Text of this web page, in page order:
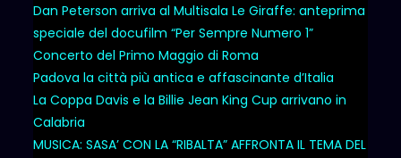
Dan Peterson arriva al Multisala Le Giraffe: anteprima
speciale del docufilm “Per Sempre Numero 1”
Concerto del Primo Maggio di Roma
Padova la città più antica e affascinante d’Italia
La Coppa Davis e la Billie Jean King Cup arrivano in
Calabria
MUSICA: SASA’ CON LA “RIBALTA” AFFRONTA IL TEMA DEL